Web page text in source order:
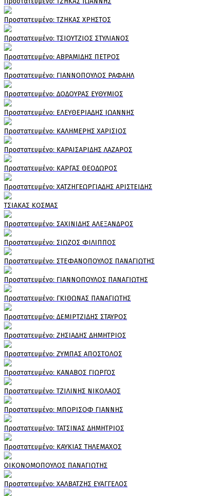
Πρoστατευμένο: ΤΖΗΚΑΣ ΧΡΗΣΤΟΣ
Πρoστατευμένο: ΤΣΙΟΥΤΖΙΟΣ ΣΤΥΛΙΑΝΟΣ
Πρoστατευμένο: ΑΒΡΑΜΙΔΗΣ ΠΕΤΡΟΣ
Πρoστατευμένο: ΓΙΑΝΝΟΠΟΥΛΟΣ ΡΑΦΑΗΛ
Πρoστατευμένο: ΔΟΔΟΥΡΑΣ ΕΥΘΥΜΙΟΣ
Πρoστατευμένο: ΕΛΕΥΘΕΡΙΑΔΗΣ ΙΩΑΝΝΗΣ
Πρoστατευμένο: ΚΑΛΗΜΕΡΗΣ ΧΑΡΙΣΙΟΣ
Πρoστατευμένο: ΚΑΡΑΙΣΑΡΙΔΗΣ ΛΑΖΑΡΟΣ
Πρoστατευμένο: ΚΑΡΓΑΣ ΘΕΟΔΩΡΟΣ
Πρoστατευμένο: ΧΑΤΖΗΓΕΩΡΓΙΑΔΗΣ ΑΡΙΣΤΕΙΔΗΣ
ΤΣΙΑΚΑΣ ΚΟΣΜΑΣ
Πρoστατευμένο: ΣΑΧΙΝΙΔΗΣ ΑΛΕΞΑΝΔΡΟΣ
Πρoστατευμένο: ΣΙΩΖΟΣ ΦΙΛΙΠΠΟΣ
Πρoστατευμένο: ΣΤΕΦΑΝΟΠΟΥΛΟΣ ΠΑΝΑΓΙΩΤΗΣ
Πρoστατευμένο: ΓΙΑΝΝΟΠΟΥΛΟΣ ΠΑΝΑΓΙΩΤΗΣ
Πρoστατευμένο: ΓΚΙΘΩΝΑΣ ΠΑΝΑΓΙΩΤΗΣ
Πρoστατευμένο: ΔΕΜΙΡΤΖΙΔΗΣ ΣΤΑΥΡΟΣ
Πρoστατευμένο: ΖΗΣΙΑΔΗΣ ΔΗΜΗΤΡΙΟΣ
Πρoστατευμένο: ΖΥΜΠΑΣ ΑΠΟΣΤΟΛΟΣ
Πρoστατευμένο: ΚΑΝΑΒΟΣ ΓΙΩΡΓΟΣ
Πρoστατευμένο: ΤΖΙΛΙΝΗΣ ΝΙΚΟΛΑΟΣ
Πρoστατευμένο: ΜΠΟΡΙΣΟΦ ΓΙΑΝΝΗΣ
Πρoστατευμένο: ΤΑΤΣΙΝΑΣ ΔΗΜΗΤΡΙΟΣ
Πρoστατευμένο: ΚΑΥΚΙΑΣ ΤΗΛΕΜΑΧΟΣ
ΟΙΚΟΝΟΜΟΠΟΥΛΟΣ ΠΑΝΑΓΙΩΤΗΣ
Πρoστατευμένο: ΧΑΛΒΑΤΖΗΣ ΕΥΑΓΓΕΛΟΣ